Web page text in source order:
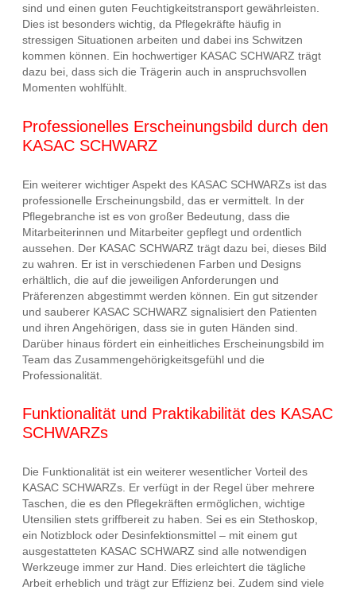
sind und einen guten Feuchtigkeitstransport gewährleisten.
Dies ist besonders wichtig, da Pflegekräfte häufig in
stressigen Situationen arbeiten und dabei ins Schwitzen
kommen können. Ein hochwertiger KASAC SCHWARZ trägt
dazu bei, dass sich die Trägerin auch in anspruchsvollen
Momenten wohlfühlt.
Professionelles Erscheinungsbild durch den
KASAC SCHWARZ
Ein weiterer wichtiger Aspekt des KASAC SCHWARZs ist das
professionelle Erscheinungsbild, das er vermittelt. In der
Pflegebranche ist es von großer Bedeutung, dass die
Mitarbeiterinnen und Mitarbeiter gepflegt und ordentlich
aussehen. Der KASAC SCHWARZ trägt dazu bei, dieses Bild
zu wahren. Er ist in verschiedenen Farben und Designs
erhältlich, die auf die jeweiligen Anforderungen und
Präferenzen abgestimmt werden können. Ein gut sitzender
und sauberer KASAC SCHWARZ signalisiert den Patienten
und ihren Angehörigen, dass sie in guten Händen sind.
Darüber hinaus fördert ein einheitliches Erscheinungsbild im
Team das Zusammengehörigkeitsgefühl und die
Professionalität.
Funktionalität und Praktikabilität des KASAC
SCHWARZs
Die Funktionalität ist ein weiterer wesentlicher Vorteil des
KASAC SCHWARZs. Er verfügt in der Regel über mehrere
Taschen, die es den Pflegekräften ermöglichen, wichtige
Utensilien stets griffbereit zu haben. Sei es ein Stethoskop,
ein Notizblock oder Desinfektionsmittel – mit einem gut
ausgestatteten KASAC SCHWARZ sind alle notwendigen
Werkzeuge immer zur Hand. Dies erleichtert die tägliche
Arbeit erheblich und trägt zur Effizienz bei. Zudem sind viele